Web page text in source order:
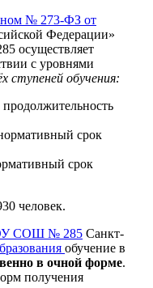
№ 273-ФЗ от
Федерации»
осуществляет
c уровнями
ступеней обучения:
срок
срок
человек.
СОШ № 285 Санкт-
обучение в
в очной форме.
получения